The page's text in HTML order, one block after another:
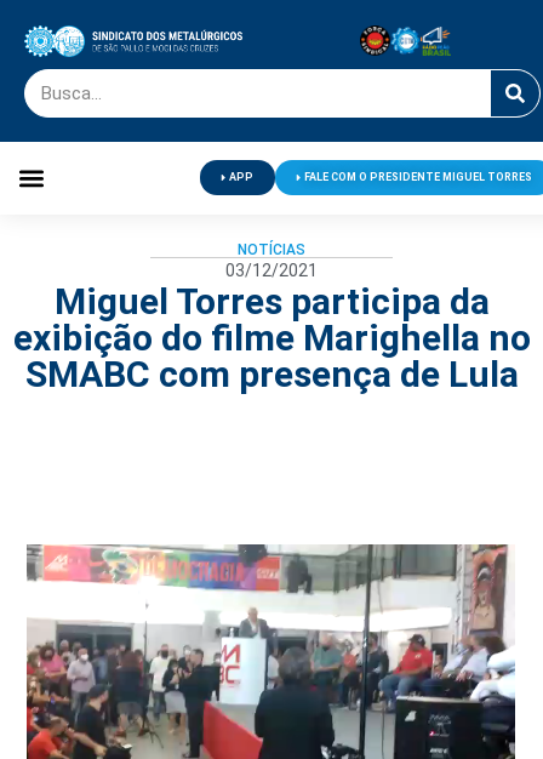
APP FALE COM O PRESIDENTE MIGUEL TORRES
NOTÍCIAS
03/12/2021
Miguel Torres participa da
exibição do filme Marighella no
SMABC com presença de Lula